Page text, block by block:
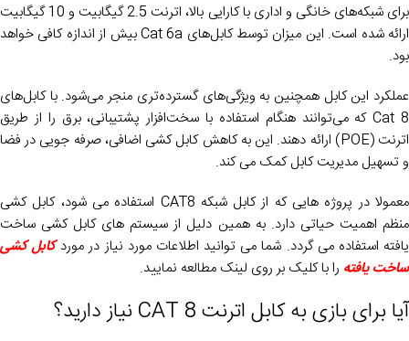
برای شبکه‌های خانگی و اداری با کارایی بالا، اترنت 2.5 گیگابیت و 10 گیگابیت
ارائه شده است. این میزان توسط کابل‌های Cat 6a بیش از اندازه کافی خواهد
بود.
عملکرد این کابل همچنین به ویژگی‌های گسترده‌تری منجر می‌شود. با کابل‌های
Cat 8 که می‌توانند هنگام استفاده با سخت‌افزار پشتیبانی، برق را از طریق
اترنت (POE) ارائه دهند. این به کاهش کابل کشی اضافی، صرفه جویی در فضا
و تسهیل مدیریت کابل کمک می کند.
معمولا در پروژه هایی که از کابل شبکه CAT8 استفاده می شود، کابل کشی
منظم اهمیت حیاتی دارد. به همین دلیل از سیستم های کابل کشی ساخت
یافته استفاده می گردد. شما می توانید اطلاعات مورد نیاز در موردکابل کشی
ساخت یافته را با کلیک بر روی لینک مطالعه نمایید.
آیا برای بازی به کابل اترنت CAT 8 نیاز دارید؟